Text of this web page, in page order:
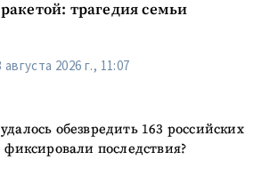
трагедия семьи
августа 2026 г., 11:07
обезвредить 163 российских
последствия?